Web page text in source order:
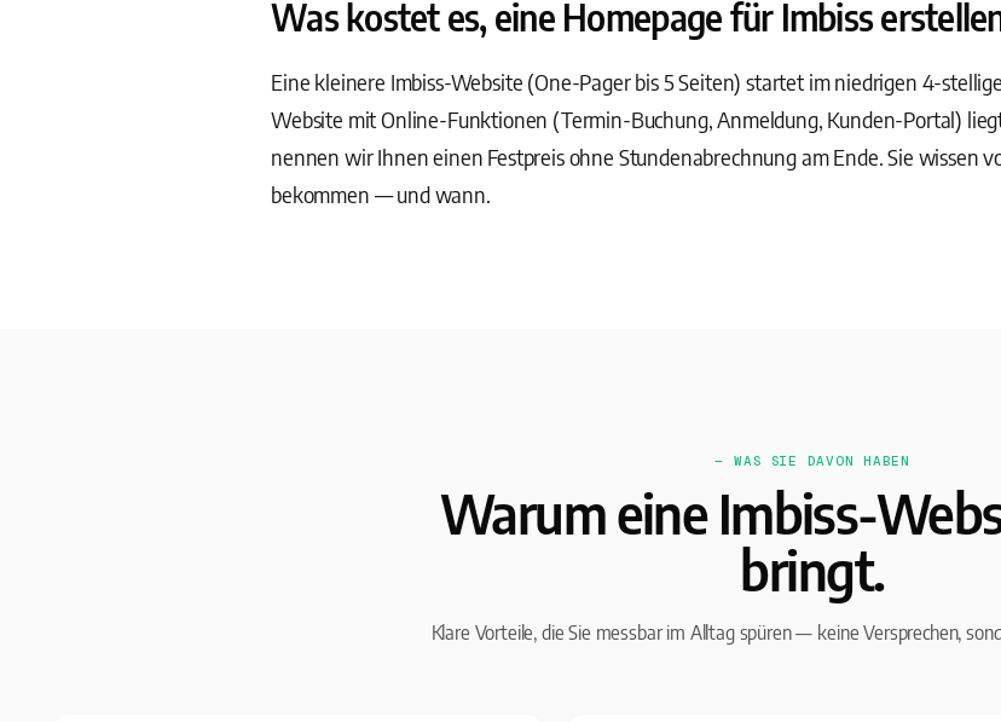
Was kostet es, eine Homepage für Imbiss
Eine kleinere Imbiss-Website (One-Pager bis 5 Seiten) startet im niedrigen 4-
Website mit Online-Funktionen (Termin-Buchung, Anmeldung, Kunden-Portal)
nennen wir Ihnen einen Festpreis ohne Stundenabrechnung am Ende. Sie wissen
bekommen — und wann.
— WAS SIE DAVON HABEN
Warum eine Imbiss-
bringt.
Klare Vorteile, die Sie messbar im Alltag spüren — keine Versprechen,